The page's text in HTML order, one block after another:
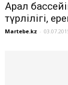
Арал
түрлілігі,
Martebe.kz -